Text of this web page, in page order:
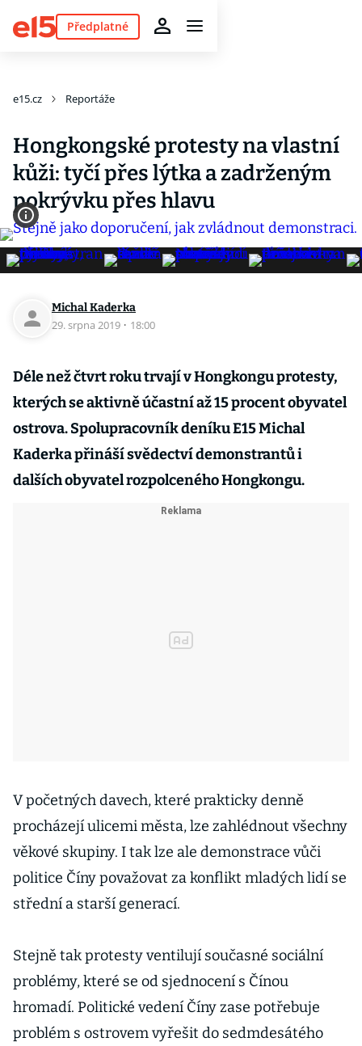
Předplatné
e15.cz Reportáže
Hongkongské protesty na vlastní
kůži: tyčí přes lýtka a zadrženým
pokrývku přes hlavu
Michal Kaderka
29. srpna 2019 · 18:00
Déle než čtvrt roku trvají v Hongkongu protesty,
kterých se aktivně účastní až 15 procent obyvatel
ostrova. Spolupracovník deníku E15 Michal
Kaderka přináší svědectví demonstrantů i
dalších obyvatel rozpolceného Hongkongu.
V početných davech, které prakticky denně
procházejí ulicemi města, lze zahlédnout všechny
věkové skupiny. I tak lze ale demonstrace vůči
politice Číny považovat za konflikt mladých lidí se
střední a starší generací.
Stejně tak protesty ventilují současné sociální
problémy, které se od sjednocení s Čínou
hromadí. Politické vedení Číny zase potřebuje
problém s ostrovem vyřešit do sedmdesátého